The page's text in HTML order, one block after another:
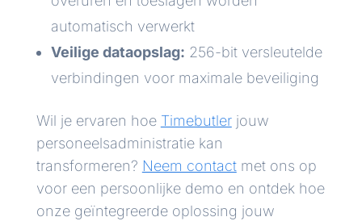
automatisch verwerkt
Veilige dataopslag: 256-bit versleutelde
verbindingen voor maximale beveiliging
Wil je ervaren hoe Timebutlerjouw
personeelsadministratie kan
transformeren? Neem contactmet ons op
voor een persoonlijke demo en ontdek hoe
onze geïntegreerde oplossing jouw